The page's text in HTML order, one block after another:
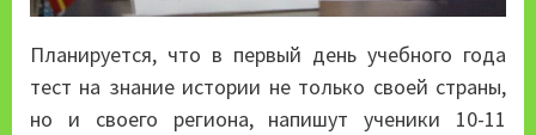
Планируется, что в первый день учебного года
тест на знание истории не только своей страны,
но и своего региона, напишут ученики 10-11